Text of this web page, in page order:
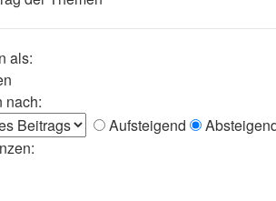
als:
nach:
Aufsteigend